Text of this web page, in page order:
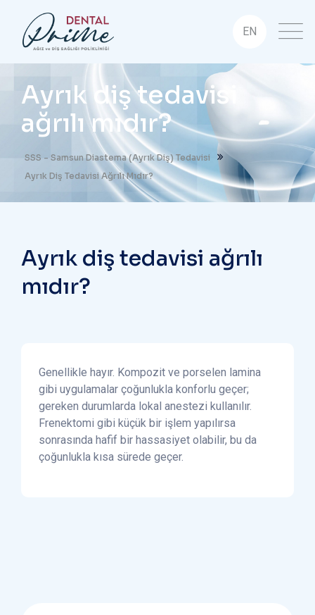
EN
Ayrık diş tedavisi
ağrılı mıdır?
SSS - Samsun Diastema (Ayrık Diş) Tedavisi
Ayrık Diş Tedavisi Ağrılı Mıdır?
Ayrık diş tedavisi ağrılı
mıdır?
Genellikle hayır. Kompozit ve porselen lamina
gibi uygulamalar çoğunlukla konforlu geçer;
gereken durumlarda lokal anestezi kullanılır.
Frenektomi gibi küçük bir işlem yapılırsa
sonrasında hafif bir hassasiyet olabilir, bu da
çoğunlukla kısa sürede geçer.